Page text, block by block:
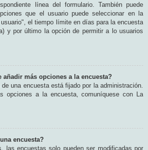
línea del formulario. También puede
que el usuario puede seleccionar en la
el tiempo límite en días para la encuesta
y por último la opción de permitir a lo usuarios
añadir más opciones a la encuesta?
una encuesta está fijado por la administración.
opciones a la encuesta, comuníquese con La
encuesta?
las encuestas solo pueden ser modificadas por